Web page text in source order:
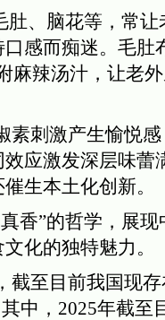
肚、脑花等，常
感而痴迷。毛肚
麻辣汤汁，让老
素刺激产生愉悦
应激发深层味蕾
生本土化创新。
香”的哲学，展
化的独特魅力。
截至目前我国现
中，2025年截至